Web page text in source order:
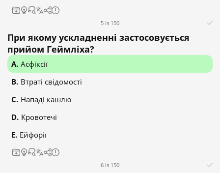
5 із 150
При якому ускладненні застосовується
прийом Геймліха?
Асфіксії
Втраті свідомості
Нападі кашлю
Кровотечі
Ейфорії
6 із 150